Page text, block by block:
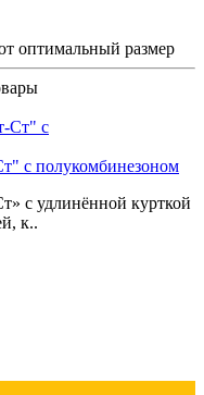
оптимальный размер
с полукомбинезоном
с удлинённой курткой
к..